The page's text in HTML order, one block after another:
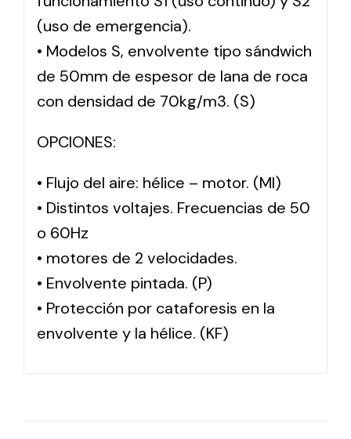
(uso de emergencia).
• Modelos S, envolvente tipo sándwich
de 50mm de espesor de lana de roca
con densidad de 70kg/m3. (S)
OPCIONES:
• Flujo del aire: hélice – motor. (MI)
• Distintos voltajes. Frecuencias de 50
o 60Hz
• motores de 2 velocidades.
• Envolvente pintada. (P)
• Protección por cataforesis en la
envolvente y la hélice. (KF)